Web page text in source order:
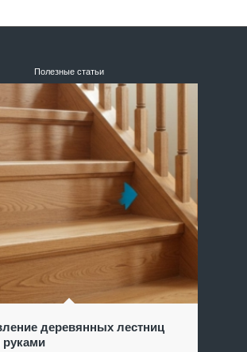
Полезные статьи
деревянных лестниц